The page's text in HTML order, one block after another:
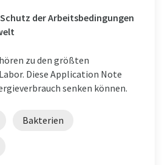
der Arbeitsbedingungen
zu den größten
Diese Application Note
senken können.
Bakterien